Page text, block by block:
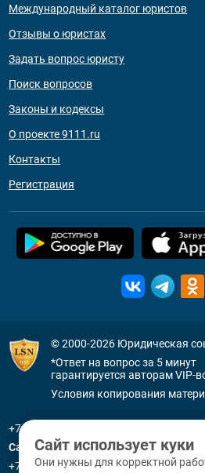
Международный каталог юристов
Отзывы о юристах
Задать вопрос юристу
Поиск вопросов
Законы и кодексы
О проекте 9111.ru
Контакты
Регистрация
© 2000-2026 Юридическая
*Ответ на вопрос за 5 минут
гарантируется авторам VIP-
Условия копирования
+7 (800) 505-91-11
Санкт-Петербург
+7 (812) 336-92-64
Сайт использует куки
Они нужны для корректной